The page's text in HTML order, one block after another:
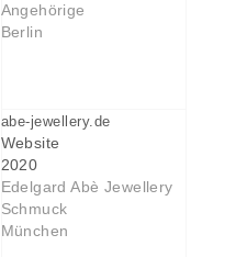
Angehörige
Berlin
abe-jewellery.de
Website
2020
Edelgard Abè Jewellery
Schmuck
München